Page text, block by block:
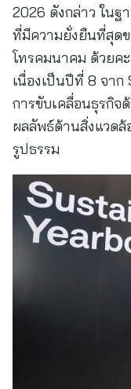
2026 ดังกล่าว ในฐ
ที่มีความยั่งยืนที่สุดข
โทรคมนาคม ด้วยค
เนื่องเป็นปีที่ 8 จาก
การขับเคลื่อนธุรกิจ
ผลลัพธ์ด้านสิ่งแวดล้
รูปธรรม